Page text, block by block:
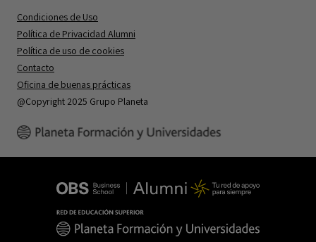
Condiciones de Uso
Política de Privacidad Alumni
Política de uso de cookies
Contacto
Oficina de buenas prácticas
@Copyright 2025 Grupo Planeta